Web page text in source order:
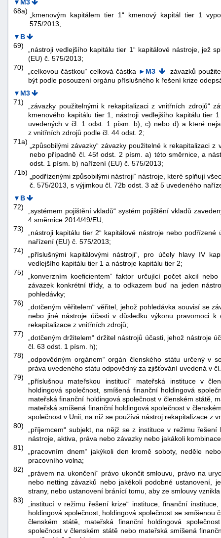
▼M3
68a)
„kmenovým kapitálem tier 1“ kmenový kapitál tier 1
575/2013;
▼B
69)
„nástroji vedlejšího kapitálu tier 1“ kapitálové nástroje, jež
(EU) č. 575/2013;
70)
„celkovou částkou“ celková částka ►M3
závazků
být podle posouzení orgánu příslušného k řešení krize
▼M3
71)
„závazky použitelnými k rekapitalizaci z vnitřních zdrojů“
kmenového kapitálu tier 1, nástroji vedlejšího kapitálu tier
uvedených v čl. 1 odst. 1 písm. b), c) nebo d) a které
z vnitřních zdrojů podle čl. 44 odst. 2;
71a)
„způsobilými závazky“ závazky použitelné k rekapitalizaci
nebo případně čl. 45f odst. 2 písm. a) této směrnice, a
odst. 1 písm. b) nařízení (EU) č. 575/2013;
71b)
„podřízenými způsobilými nástroji“ nástroje, které splňují
č. 575/2013, s výjimkou čl. 72b odst. 3 až 5 uvedeného
▼B
72)
„systémem pojištění vkladů“ systém pojištění vkladů
4 směrnice 2014/49/EU;
73)
„nástroji kapitálu tier 2“ kapitálové nástroje nebo
nařízení (EU) č. 575/2013;
74)
„příslušnými kapitálovými nástroji“, pro účely hlavy IV
vedlejšího kapitálu tier 1 a nástroje kapitálu tier 2;
75)
„konverzním koeficientem“ faktor určující počet akcií
závazek konkrétní třídy, a to odkazem buď na jeden
pohledávky;
76)
„dotčeným věřitelem“ věřitel, jehož pohledávka souvisí se
nebo jiné nástroje účasti v důsledku výkonu pravomoci
rekapitalizace z vnitřních zdrojů;
77)
„dotčeným držitelem“ držitel nástrojů účasti, jehož nástroje
čl. 63 odst. 1 písm. h);
78)
„odpovědným orgánem“ orgán členského státu určený v
práva uvedeného státu odpovědný za zjišťování uvedená v
79)
„příslušnou mateřskou institucí“ mateřská instituce v
holdingová společnost, smíšená finanční holdingová
mateřská finanční holdingová společnost v členském státě,
mateřská smíšená finanční holdingová společnost v
společnost v Unii, na niž se používá nástroj rekapitalizace z
80)
„příjemcem“ subjekt, na nějž se z instituce v režimu
nástroje, aktiva, práva nebo závazky nebo jakákoli
81)
„pracovním dnem“ jakýkoli den kromě soboty, neděle
pracovního volna;
82)
„právem na ukončení“ právo ukončit smlouvu, právo na
nebo netting závazků nebo jakékoli podobné ustanovení,
strany, nebo ustanovení bránící tomu, aby ze smlouvy
83)
„institucí v režimu řešení krize“ instituce, finanční
holdingová společnost, holdingová společnost se smíšenou
členském státě, mateřská finanční holdingová
společnost v členském státě nebo mateřská smíšená